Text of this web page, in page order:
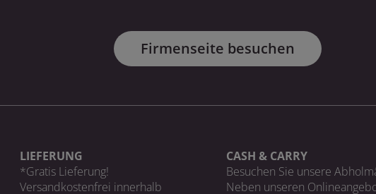
Firmenseite besuchen
LIEFERUNG
*Gratis Lieferung!
Versandkostenfrei innerhalb
CASH & CARRY
Besuchen Sie unsere
Neben unseren